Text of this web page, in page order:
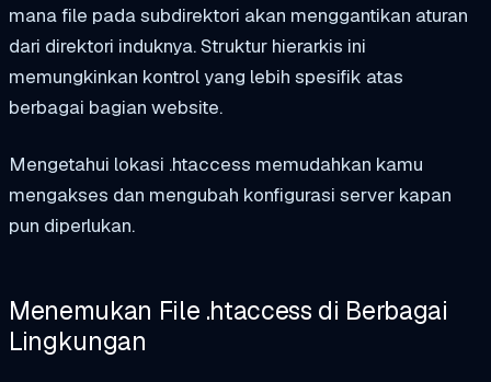
mana file pada subdirektori akan menggantikan aturan
dari direktori induknya. Struktur hierarkis ini
memungkinkan kontrol yang lebih spesifik atas
berbagai bagian website.
Mengetahui lokasi .htaccess memudahkan kamu
mengakses dan mengubah konfigurasi server kapan
pun diperlukan.
Menemukan File .htaccess di Berbagai
Lingkungan